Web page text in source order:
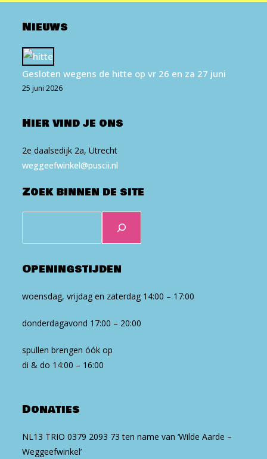
Nieuws
Gesloten wegens de hitte op vr 26 en za 27 juni
25 juni 2026
Hier vind je ons
2e daalsedijk 2a, Utrecht
weg​geef​win​kel​@puscii​.nl
Zoek binnen de site
Openingstijden
woensdag, vrijdag en zaterdag 14:00 – 17:00
donderdagavond 17:00 – 20:00
spullen brengen óók op
di & do 14:00 – 16:00
Donaties
NL13 TRIO 0379 2093 73 ten na­me van ‘Wilde Aarde –
Weg­geef­win­kel’